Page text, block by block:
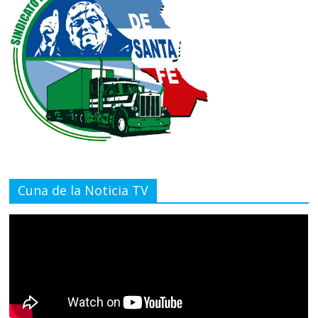
Cuna de la Noticia TV